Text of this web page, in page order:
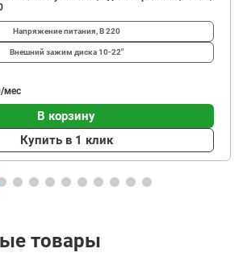
Напряжение питания, В220
Внешний зажим диска10-22"
мес
В корзину
Купить в 1 клик
товары